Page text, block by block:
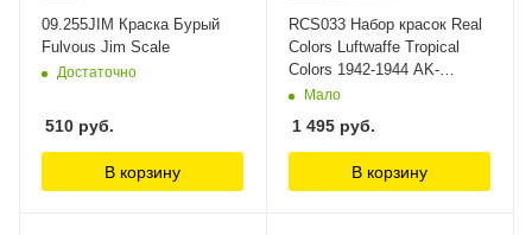
09.255JIM Краска Бурый
Fulvous Jim Scale
Достаточно
510 руб.
В корзину
RCS033 Набор красок Real
Colors Luftwaffe Tropical
Colors 1942-1944 AK-
Interactive
Мало
1 495 руб.
В корзину